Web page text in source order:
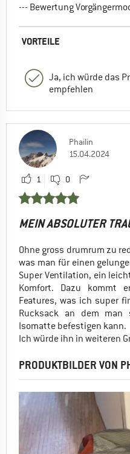
--- Bewertung
VORTEILE
Ja, ich würde das
empfehlen
Phailin
15.04.2024
1 0
MEIN ABSOLUTER
Ohne gross drumrum zu
was man für einen
Super Ventilation, ein
Komfort. Dazu kommt
Features, was ich super
Rucksack an dem
Isomatte befestigen kann.
Ich würde ihn in weiteren
PRODUKTBILDER VON